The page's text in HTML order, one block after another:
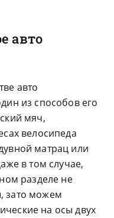
авто
авто
из способов его
мяч,
велосипеда
матрац или
в том случае,
разделе не
зато можем
на осы двух